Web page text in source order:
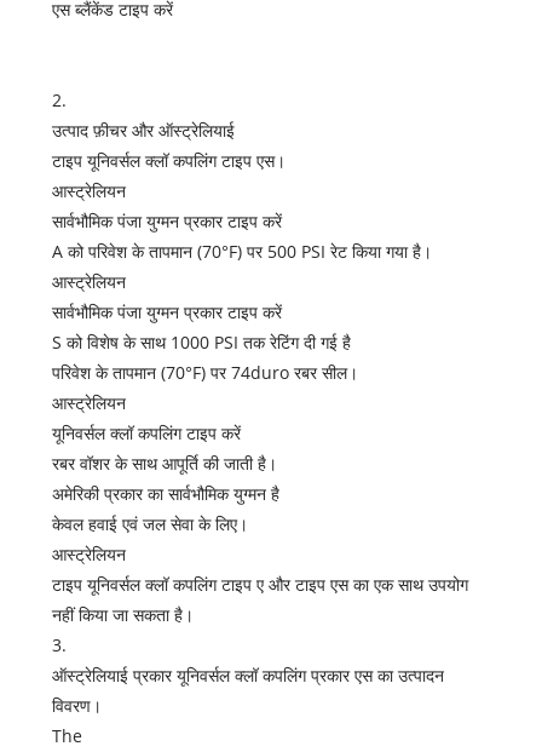
एस ब्लैंकेंड टाइप करें
2.
उत्पाद फ़ीचर और ऑस्ट्रेलियाई
टाइप यूनिवर्सल क्लॉ कपलिंग टाइप एस।
आस्ट्रेलियन
सार्वभौमिक पंजा युग्मन प्रकार टाइप करें
A को परिवेश के तापमान (70°F) पर 500 PSI रेट किया गया है।
आस्ट्रेलियन
सार्वभौमिक पंजा युग्मन प्रकार टाइप करें
S को विशेष के साथ 1000 PSI तक रेटिंग दी गई है
परिवेश के तापमान (70°F) पर 74duro रबर सील।
आस्ट्रेलियन
यूनिवर्सल क्लॉ कपलिंग टाइप करें
रबर वॉशर के साथ आपूर्ति की जाती है।
अमेरिकी प्रकार का सार्वभौमिक युग्मन है
केवल हवाई एवं जल सेवा के लिए।
आस्ट्रेलियन
टाइप यूनिवर्सल क्लॉ कपलिंग टाइप ए और टाइप एस का एक साथ उपयोग
नहीं किया जा सकता है।
3.
ऑस्ट्रेलियाई प्रकार यूनिवर्सल क्लॉ कपलिंग प्रकार एस का उत्पादन
विवरण।
The